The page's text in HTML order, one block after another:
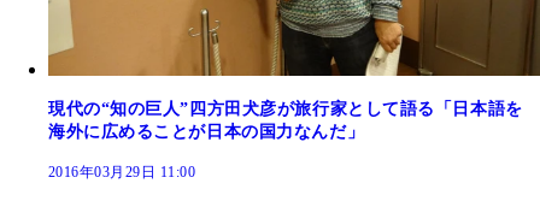
現代の“知の巨人”四方田犬彦が旅行家として語る「日本語を
海外に広めることが日本の国力なんだ」
2016年03月29日 11:00